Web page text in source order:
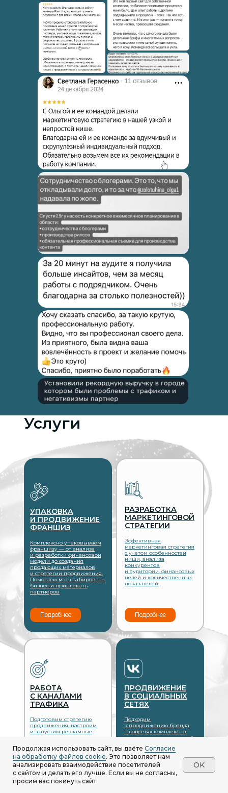
Услуги
РАБОТА
С КАНАЛАМИ
ТРАФИКА
Подготовим стратегию
продвижения, настроим
и запустим рекламные
аудитории.
Подробнее
Подходим
к продвижению бренда
в соцсетях комплексно:
создаем контент, который
доверие, увеличить
продажи и приносить
прибыль вашему
бизнесу.
ПРОДВИЖЕНИЕ
В СОЦИАЛЬНЫХ
СЕТЯХ
Эффективная
маркетинговая стратегия
с учетом особенностей
ниши, анализа
конкурентов
и аудитории, финансовых
целей и количественных
показателей.
РАЗРАБОТКА
МАРКЕТИНГОВОЙ
СТРАТЕГИИ
Подробнее
Комплексно упаковываем
франшизу — от анализа
и разработки финансовой
модели до создания
продающих материалов
и стратегии продвижения.
Помогаем масштабировать
бизнес и привлекать
партнёров
УПАКОВКА
И ПРОДВИЖЕНИЕ
ФРАНШИЗ
Подробнее
Продолжая использовать сайт, вы даёте Согласие
на обработку файлов cookie. Это позволяет нам
анализировать взаимодействие посетителей
с сайтом и делать его лучше. Если вы не согласны,
просим вас покинуть сайт.
OK